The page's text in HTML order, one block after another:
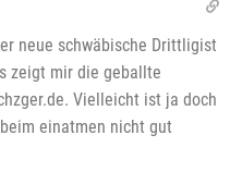
neue schwäbische Drittligist
zeigt mir die geballte
Vielleicht ist ja doch
einatmen nicht gut